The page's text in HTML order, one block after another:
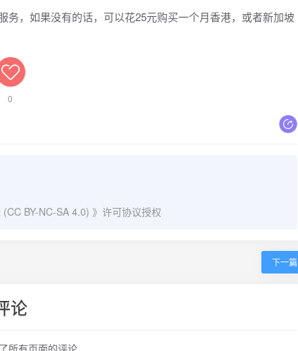
，如果没有的话，可以花25元购买一个月香港，或者新加坡
0
BY-NC-SA 4.0) 》许可协议授权
下一篇
论
所有页面的评论